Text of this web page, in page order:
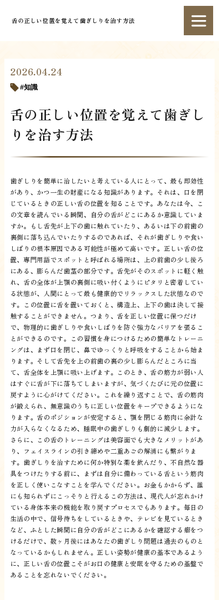
舌の正しい位置を覚えて歯ぎしりを治す方法
2026.04.24
知識
舌の正しい位置を覚えて歯ぎし
りを治す方法
歯ぎしりを簡単に治したいと考えている人にとって、最も即効性
があり、かつ一生の財産になる知識があります。それは、口を閉
じているときの正しい舌の位置を知ることです。あなたは今、こ
の文章を読んでいる瞬間、自分の舌がどこにあるか意識していま
すか。もし舌先が上下の歯に触れていたり、あるいは下の前歯の
裏側に落ち込んでいたりするのであれば、それが歯ぎしりや食い
しばりの根本原因である可能性が極めて高いです。正しい舌の位
置、専門用語でスポットと呼ばれる場所は、上の前歯の少し後ろ
にある、膨らんだ歯茎の部分です。舌先がそのスポットに軽く触
れ、舌の全体が上顎の裏側に吸い付くようにピタリと密着してい
る状態が、人間にとって最も健康的でリラックスした状態なので
す。この位置に舌を置いておくと、構造上、上下の歯は決して接
触することができません。つまり、舌を正しい位置に保つだけ
で、物理的に歯ぎしりや食いしばりを防ぐ強力なバリアを張るこ
とができるのです。この習慣を身につけるための簡単なトレーニ
ングは、まず口を閉じ、鼻でゆっくりと呼吸をすることから始ま
ります。そして舌先を上の前歯の裏の少し膨らんだところに当
て、舌全体を上顎に吸い上げます。このとき、舌の筋力が弱い人
はすぐに舌が下に落ちてしまいますが、気づくたびに元の位置に
戻すように心がけてください。これを繰り返すことで、舌の筋肉
が鍛えられ、無意識のうちに正しい位置をキープできるようにな
ります。舌のポジションが安定すると、顎を閉じる筋肉に余計な
力が入らなくなるため、睡眠中の歯ぎしりも劇的に減少します。
さらに、この舌のトレーニングは美容面でも大きなメリットがあ
り、フェイスラインの引き締めや二重あごの解消にも繋がりま
す。歯ぎしりを治すために何か特別な薬を飲んだり、不自然な器
具をつけたりする前に、まずは自分に備わっている舌という筋肉
を正しく使いこなすことを学んでください。お金もかからず、誰
にも知られずにこっそりと行えるこの方法は、現代人が忘れかけ
ている身体本来の機能を取り戻すプロセスでもあります。毎日の
生活の中で、信号待ちをしているときや、テレビを見ているとき
など、ふとした瞬間に自分の舌がどこにあるかを確認する癖をつ
けるだけで、数ヶ月後にはあなたの歯ぎしり問題は過去のものと
なっているかもしれません。正しい姿勢が健康の基本であるよう
に、正しい舌の位置こそがお口の健康と安眠を守るための基盤で
あることを忘れないでください。